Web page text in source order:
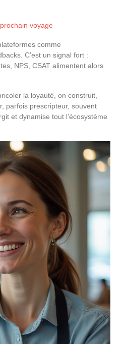
voyage
comme
C’est un signal fort :
NPS, CSAT alimentent alors
la loyauté, on construit,
parfois prescripteur, souvent
et dynamise tout l’écosystème